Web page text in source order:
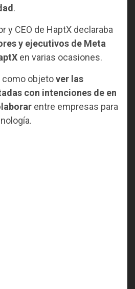
.
y CEO de HaptX declaraba
y ejecutivos de Meta
en varias ocasiones.
como objetover las
con intenciones de en
entre empresas para